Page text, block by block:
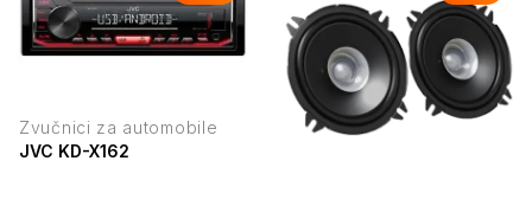
Zvučnici za automobile
JVC KD-X162